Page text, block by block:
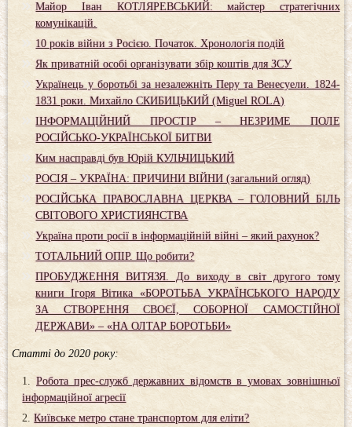
Майор Іван КОТЛЯРЕВСЬКИЙ: майстер стратегічних
комунікацій.
10 років війни з Росією. Початок. Хронологія подій
Як приватній особі організувати збір коштів для ЗСУ
Українець у боротьбі за незалежніть Перу та Венесуели. 1824-
1831 роки. Михайло СКИБИЦЬКИЙ (Miguel ROLA)
ІНФОРМАЦІЙНИЙ ПРОСТІР – НЕЗРИМЕ ПОЛЕ
РОСІЙСЬКО-УКРАЇНСЬКОЇ БИТВИ
Ким насправді був Юрій КУЛЬЧИЦЬКИЙ
РОСІЯ – УКРАЇНА: ПРИЧИНИ ВІЙНИ (загальний огляд)
РОСІЙСЬКА ПРАВОСЛАВНА ЦЕРКВА – ГОЛОВНИЙ БІЛЬ
СВІТОВОГО ХРИСТИЯНСТВА
Україна проти росії в інформаційній війні – який рахунок?
ТОТАЛЬНИЙ ОПІР. Що робити?
ПРОБУДЖЕННЯ ВИТЯЗЯ. До виходу в світ другого тому
книги Ігоря Вітика «БОРОТЬБА УКРАЇНСЬКОГО НАРОДУ
ЗА СТВОРЕННЯ СВОЄЇ, СОБОРНОЇ САМОСТІЙНОЇ
ДЕРЖАВИ» – «НА ОЛТАР БОРОТЬБИ»
Статті до 2020 року:
Робота прес-служб державних відомств в умовах зовнішньої
інформаційної агресії
Київське метро стане транспортом для еліти?